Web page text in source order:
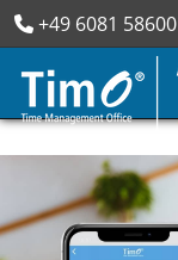
+49 6081 58600